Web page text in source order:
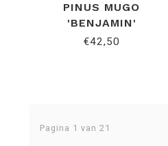
PINUS MUGO
'BENJAMIN'
€42,50
Pagina 1 van 21